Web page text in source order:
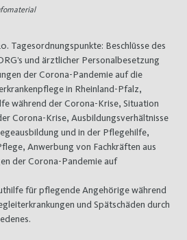
und ärztlicher Personalbesetzung
der Corona-Pandemie auf die
in Rheinland-Pfalz,
während der Corona-Krise, Situation
Corona-Krise, Ausbildungsverhältnisse
und in der Pflegehilfe,
Anwerbung von Fachkräften aus
der Corona-Pandemie auf
für pflegende Angehörige während
und Spätschäden durch